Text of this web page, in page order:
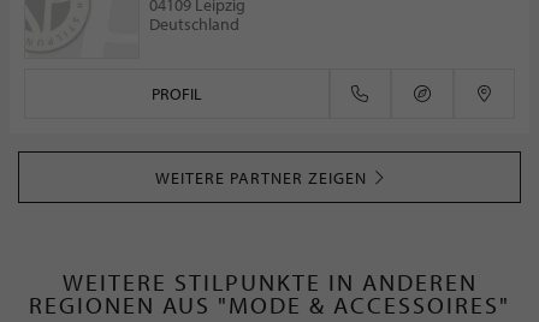
04109 Leipzig
Deutschland
PROFIL
WEITERE PARTNER ZEIGEN
WEITERE STILPUNKTE IN ANDEREN
REGIONEN AUS "MODE & ACCESSOIRES"